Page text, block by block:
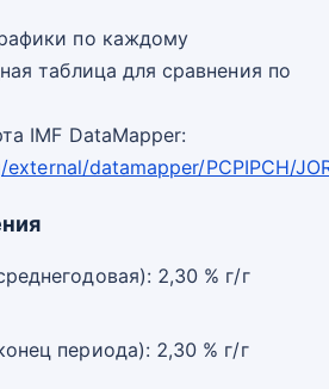
по каждому
таблица для сравнения по
IMF DataMapper:
datamapper/PCPIPCH/
2,30 % г/г
периода): 2,30 % г/г